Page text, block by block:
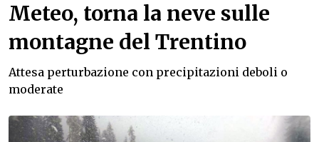
Meteo, torna la neve sulle
montagne del Trentino
Attesa perturbazione con precipitazioni deboli o
moderate